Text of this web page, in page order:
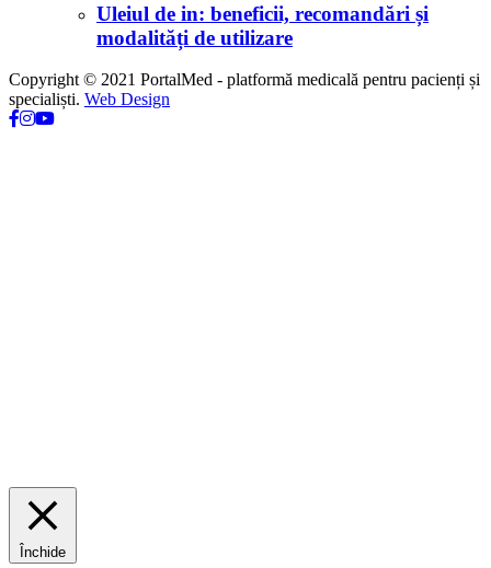
Uleiul de in: beneficii, recomandări și
modalități de utilizare
Copyright © 2021 PortalMed - platformă medicală pentru pacienți și
specialiști. Web Design
Închide